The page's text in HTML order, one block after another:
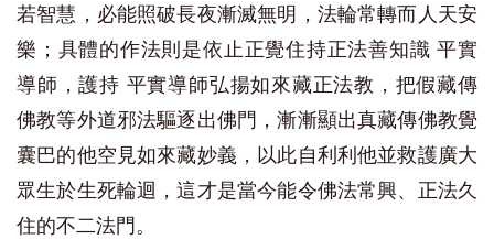
若智慧，必能照破長夜漸滅無明，法輪常轉而人天安
樂；具體的作法則是依止正覺住持正法善知識 平實
導師，護持 平實導師弘揚如來藏正法教，把假藏傳
佛教等外道邪法驅逐出佛門，漸漸顯出真藏傳佛教覺
囊巴的他空見如來藏妙義，以此自利利他並救護廣大
眾生於生死輪迴，這才是當今能令佛法常興、正法久
住的不二法門。